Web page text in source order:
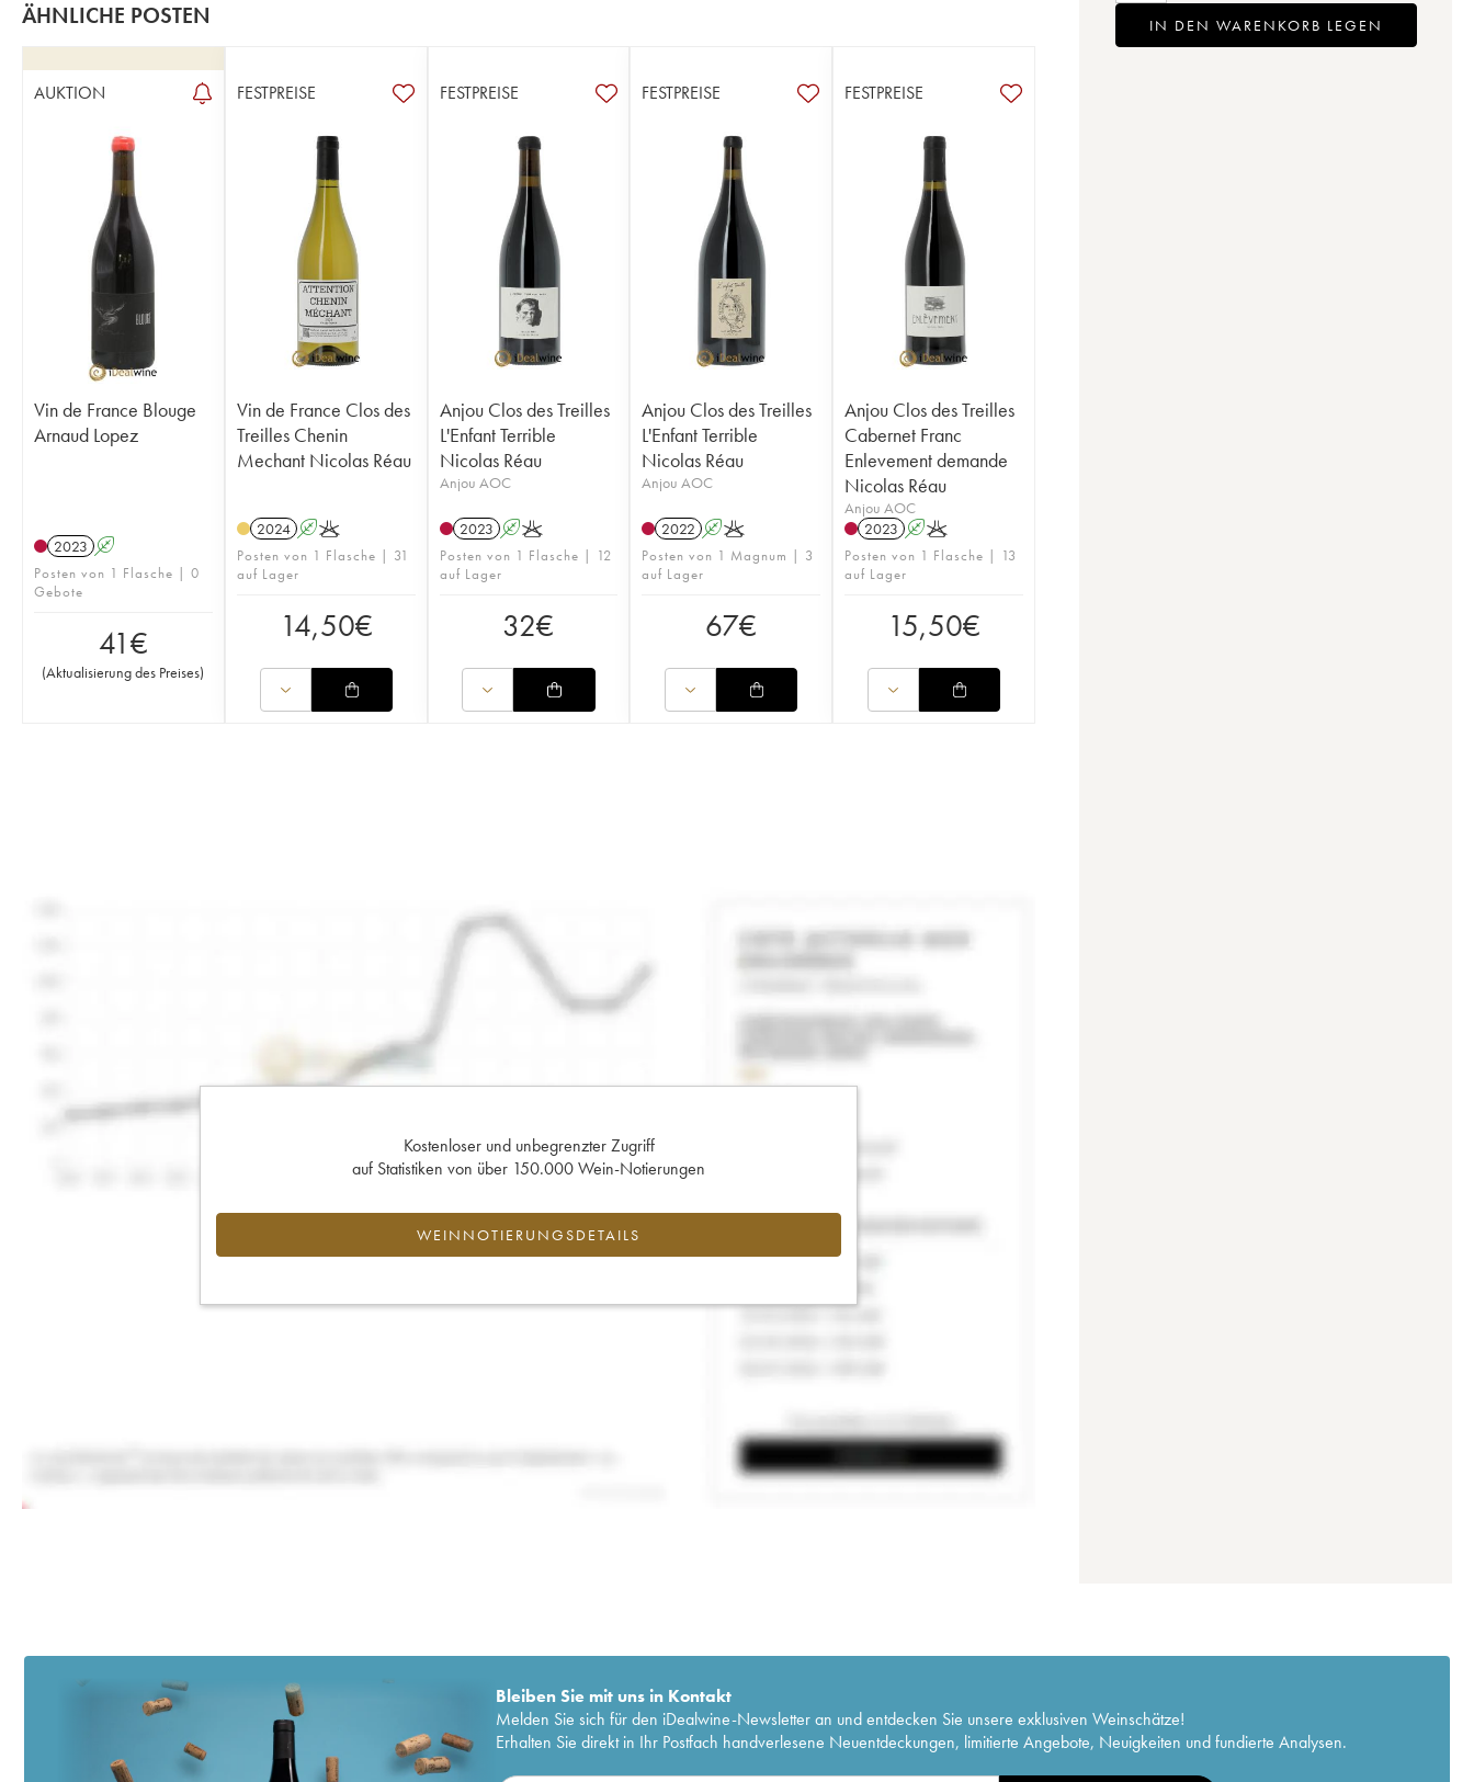
ÄHNLICHE POSTEN
AUKTION
Vin de France Blouge
Arnaud Lopez
2023 A
Posten von 1 Flasche | 0
Gebote
41€
(Aktualisierung des Preises)
FESTPREISE
Vin de France Clos des
Treilles Chenin
Mechant Nicolas Réau
2024 AK
Posten von 1 Flasche | 31
auf Lager
14,50€
FESTPREISE
Anjou Clos des Treilles
L'Enfant Terrible
Nicolas Réau
Anjou AOC
2023 AK
Posten von 1 Flasche | 12
auf Lager
32€
FESTPREISE
Anjou Clos des Treilles
L'Enfant Terrible
Nicolas Réau
Anjou AOC
2022 AK
Posten von 1 Magnum | 3
auf Lager
67€
FESTPREISE
Anjou Clos des Treilles
Cabernet Franc
Enlevement demande
Nicolas Réau
Anjou AOC
2023 AK
Posten von 1 Flasche | 13
auf Lager
15,50€
Kostenloser und unbegrenzter Zugriff
auf Statistiken von über 150.000 Wein-Notierungen
WEINNOTIERUNGSDETAILS
IN DEN WARENKORB LEGEN
Bleiben Sie mit uns in Kontakt
Melden Sie sich für den iDealwine-Newsletter an und entdecken Sie unsere exklusiven Weinschätze!
Erhalten Sie direkt in Ihr Postfach handverlesene Neuentdeckungen, limitierte Angebote, Neuigkeiten und fundierte Analysen.